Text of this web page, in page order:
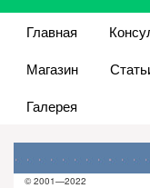
Главная
Магазин
Галерея
© 2001—2022